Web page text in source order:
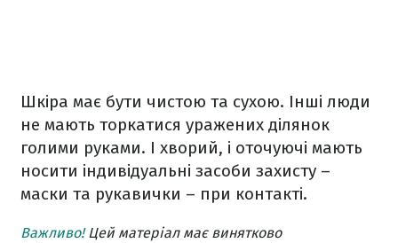
Шкіра має бути чистою та сухою. Інші люди
не мають торкатися уражених ділянок
голими руками. І хворий, і оточуючі мають
носити індивідуальні засоби захисту –
маски та рукавички – при контакті.
Важливо!Цей матеріал має винятково